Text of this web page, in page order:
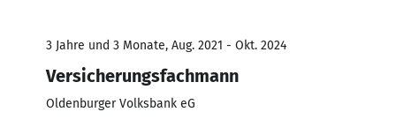
3 Jahre und 3 Monate, Aug. 2021 - Okt. 2024
Versicherungsfachmann
Oldenburger Volksbank eG